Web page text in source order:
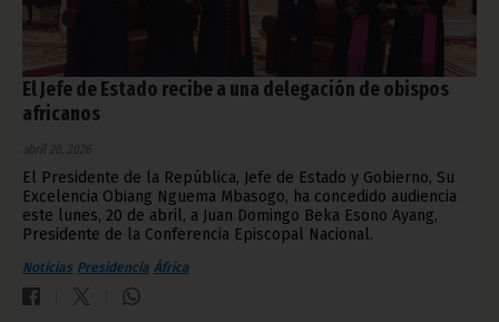
El Jefe de Estado recibe a una delegación de obispos
africanos
abril 20, 2026
El Presidente de la República, Jefe de Estado y Gobierno, Su
Excelencia Obiang Nguema Mbasogo, ha concedido audiencia
este lunes, 20 de abril, a Juan Domingo Beka Esono Ayang,
Presidente de la Conferencia Episcopal Nacional.
Noticias Presidencia África